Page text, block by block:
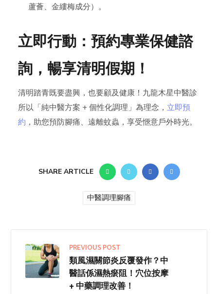
蘆薈、金縷梅成分）。
立即行動：預約專業保健諮
詢，暢享清明假期！
清明踏青既要盡興，也要顧及健康！九龍木星中醫診
所以「純中醫方案 + 個性化調理」為理念，立即預
約 ，助您預防腳痛、遠離蚊蟲，享受愜意戶外時光。
SHARE ARTICLE
中醫調理腳痛
PREVIOUS POST
類風濕關節炎反覆發作？中
醫話係濕熱瘀阻！穴位按摩
+ 中藥調理改善！